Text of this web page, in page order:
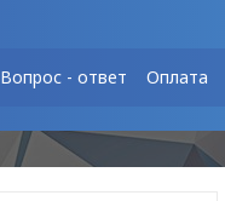
Вопрос - ответ Оплата